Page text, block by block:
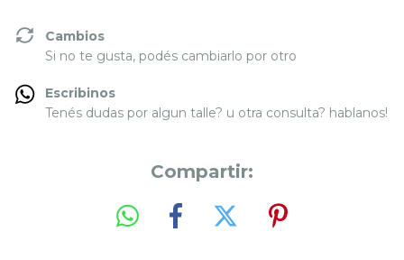
Cambios
Si no te gusta, podés cambiarlo por otro
Escribinos
Tenés dudas por algun talle? u otra consulta? hablanos!
Compartir: